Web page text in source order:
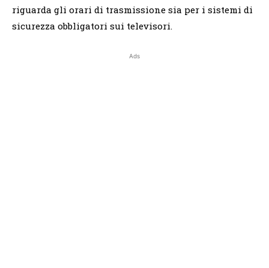
riguarda gli orari di trasmissione sia per i sistemi di
sicurezza obbligatori sui televisori.
Ads